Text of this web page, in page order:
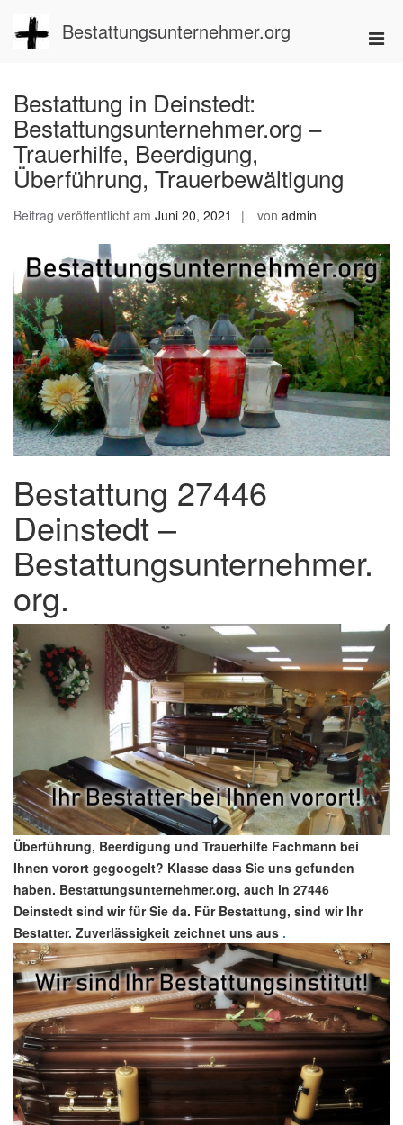
Inhalt
springen
Bestattungsunternehmer.org
Bestattung in Deinstedt:
Bestattungsunternehmer.org –
Trauerhilfe, Beerdigung,
Überführung, Trauerbewältigung
Beitrag veröffentlicht am Juni 20, 2021 von admin
Bestattung 27446
Deinstedt –
Bestattungsunternehmer.
org.
Überführung, Beerdigung und Trauerhilfe Fachmann bei
Ihnen vorort gegoogelt? Klasse dass Sie uns gefunden
haben. Bestattungsunternehmer.org, auch in 27446
Deinstedt sind wir für Sie da. Für Bestattung, sind wir Ihr
Bestatter. Zuverlässigkeit zeichnet uns aus .